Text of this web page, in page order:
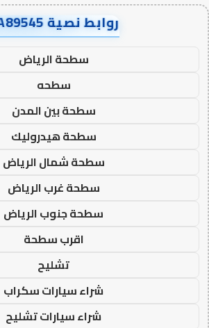
روابط نصية AA89545
سطحة الرياض
سطحه
سطحة بين المدن
سطحة هيدروليك
سطحة شمال الرياض
سطحة غرب الرياض
سطحة جنوب الرياض
اقرب سطحة
تشليح
شراء سيارات سكراب
شراء سيارات تشليح